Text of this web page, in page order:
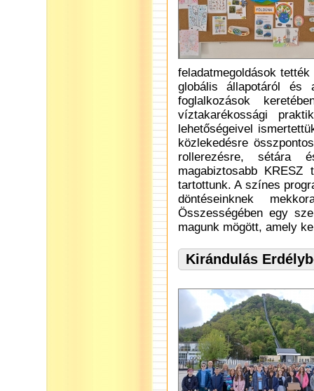
feladatmegoldások
globális állapotáról és
foglalkozások
víztakarékossági
lehetőségeivel
közlekedésre
rollerezésre, sétára
magabiztosabb KRESZ
tartottunk. A színes
döntéseinknek
Összességében egy
magunk mögött, amely
Kirándulás